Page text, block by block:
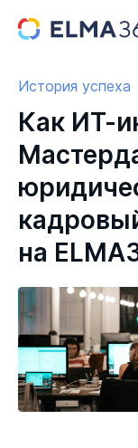
История успеха
Как ИТ-
на